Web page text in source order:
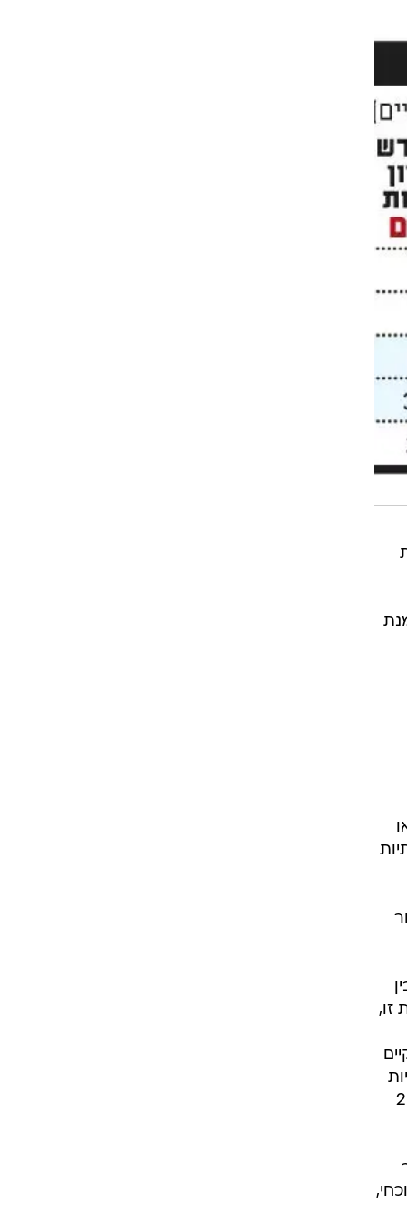
באורך 8 ק"מ בין
זו,
הנתיבים במסדרון התשתיות. ביטול כביש 2 הקיים
(הירוקים חוששים שגם אם יסללו כביש רחב במסדרון התשתיות, לא יבוטל הקטע האמור בכביש 2